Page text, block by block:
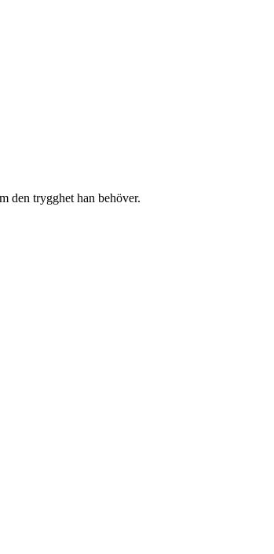
den trygghet han behöver.